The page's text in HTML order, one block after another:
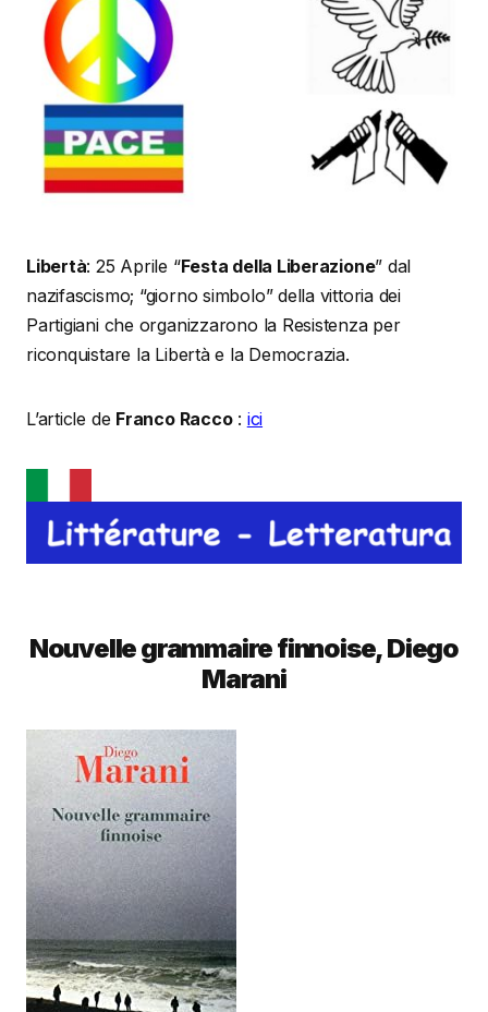
Libertà: 25 Aprile “Festa della Liberazione” dal
nazifascismo; “giorno simbolo” della vittoria dei
Partigiani che organizzarono la Resistenza per
riconquistare la Libertà e la Democrazia.
L’article de Franco Racco: ici
Nouvelle grammaire finnoise, Diego
Marani